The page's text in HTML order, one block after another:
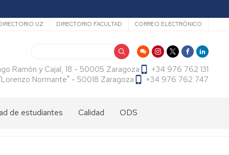
UZ DIRECTORIO FACULTAD CORREO ELECTRÓNICO
Ramón y Cajal, 18 - 50005 Zaragoza
+34 976 762 131
Normante" - 50018 Zaragoza
+34 976 762 747
de estudiantes Calidad ODS